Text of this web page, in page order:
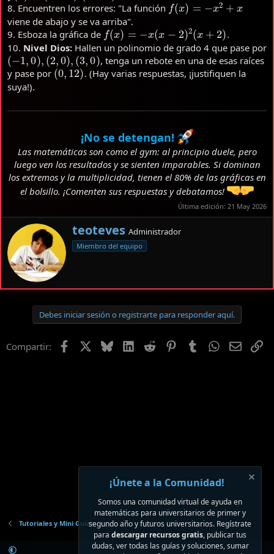
8. Encuentren los errores: "La función
viene de abajo y se va arriba".
9. Esboza la gráfica de f(x)=−x 2 +2)
.
10. Nivel Dios: Hallen un polinomio de grado 4 que pase por
(−1 ,0),(2,0),(3 0)
, tenga un rebote en una de esas raíces
y pase por (0,12) . (Hay varias respuestas, ¡justifiquen la
suya!).
¡No se detengan!
Las matemáticas son como el gym: al principio duele, pero
luego ven los resultados y se sienten imparables. Si dominan
los extremos y la multiplicidad, tienen el 80% de las gráficas en
el bolsillo. ¡Comenten sus respuestas y debatamos!
Última edición: 21 May 2026
E
s
c
o
p
o
r
teoteves Administrador
Miembro del equipo
Debes iniciar sesión o registrarte para responder aquí.
Compartir: Facebook BlueskyLinkedIn
Reddit PinterestTumblr WhatsApp
Email
Tutoriales y Mini Guías
¡Únete a la Comunidad!
Somos una comunidad virtual de ayuda en
matemáticas para universitarios de primer y
segundo año y futuros universitarios. Regístrate
para descargar recursos gratis, publicar tus
dudas, ver todas las guías y soluciones, sumar